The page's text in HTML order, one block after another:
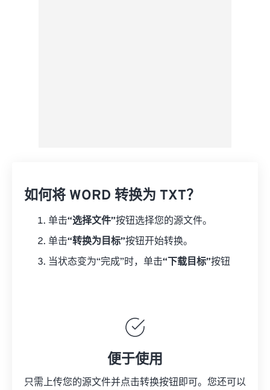
如何将 WORD 转换为 TXT？
单击“选择文件”按钮选择您的源文件。
单击“转换为目标”按钮开始转换。
当状态变为“完成”时，单击“下载目标”按钮
便于使用
只需上传您的源文件并点击转换按钮即可。您还可以